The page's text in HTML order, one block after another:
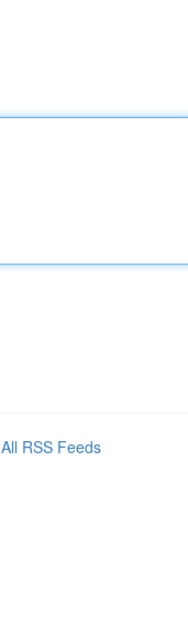
All RSS Feeds